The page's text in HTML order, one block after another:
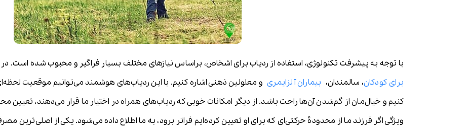
با توجه به پیشرفت تکنولوژی، استفاده از ردیاب برای اشخاص، براساس نیازهای مختلف بسیار فراگیر و محبوب شده است. در
برای کودکان، سالمندان، بیماران آلزایمریو معلولین ذهنی اشاره کنیم. با این ردیاب‌های هوشمند می‌توانیم موقعیت
کنیم و خیال‌مان از گم‌شدن آن‌ها راحت باشد. از دیگر امکانات خوبی که ردیاب‌های همراه در اختیار ما قرار می‌دهند،
ویژگی اگر فرزند ما از محدودۀ حرکتی‌ای که برای او تعیین کرده‌ایم فراتر برود، به ما اطلاع داده می‌شود. یکی از اصلی‌ترین